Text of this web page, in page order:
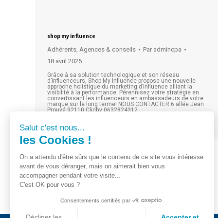
shop my influence
Adhérents, Agences & conseils Par admincpa
18 avril 2025
Grâce à sa solution technologique et son réseau
d’influenceurs, Shop My Influence propose une nouvelle
approche holistique du marketing d’influence alliant la
visibilité à la performance. Pérennisez votre stratégie en
convertissant les influenceurs en ambassadeurs de votre
marque sur le long terme! NOUS CONTACTER 6 allée Jean
Prouvé 92110 Clichy 0632824312
Lire la suite
Salut c'est nous...
les Cookies !
On a attendu d'être sûrs que le contenu de ce site vous intéresse
avant de vous déranger, mais on aimerait bien vous
accompagner pendant votre visite...
C'est OK pour vous ?
Consentements certifiés par